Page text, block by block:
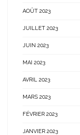
AOÛT 2023
JUILLET 2023
JUIN 2023
MAI 2023
AVRIL 2023
MARS 2023
FÉVRIER 2023
JANVIER 2023